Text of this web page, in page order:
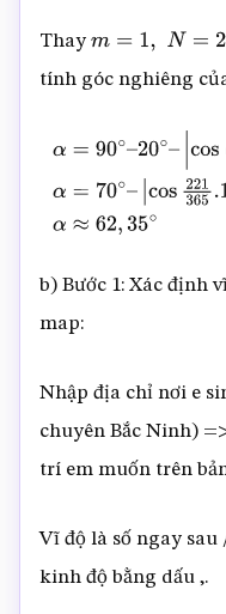
Thay m=1 N= 283,φ =
tính góc nghiêng
α=90∘–
1) 180∘)| .23,
b) Bước 1: Xác định
map:
Nhập địa chỉ nơi e
chuyên Bắc Ninh)
trí em muốn trên
Vĩ độ là số ngay
kinh độ bằng dấu ,.